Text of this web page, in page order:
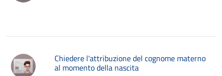
Chiedere l'attribuzione del cognome materno
al momento della nascita